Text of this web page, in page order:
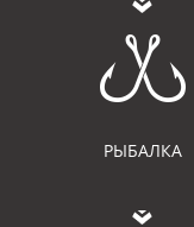
РЫБАЛКА